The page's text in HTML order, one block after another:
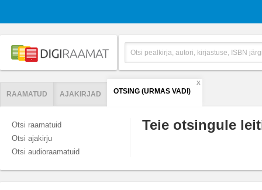
RAAMATUD AJAKIRJAD OTSING (URMAS VADI)
X
Otsi raamatuid
Otsi ajakirju
Otsi audioraamatuid
Teie otsingule